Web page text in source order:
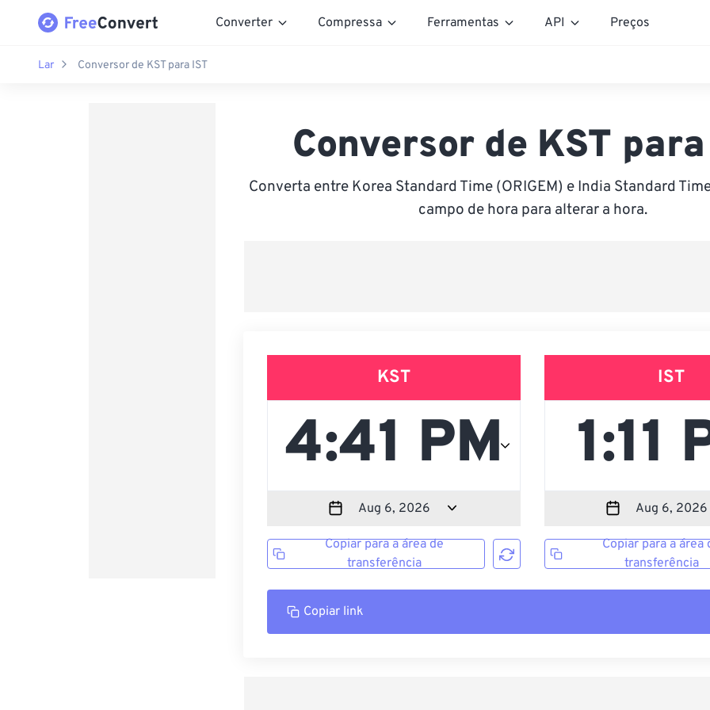
Converter Compressa Ferramentas API Preços
Lar Conversor de KST para IST
Conversor de KST
Converta entre Korea Standard Time (ORIGEM) e India Standard
campo de hora para alterar a hora.
KST
Copiar para a área de
transferência
IST
Copiar para a área
transferência
Copiar link